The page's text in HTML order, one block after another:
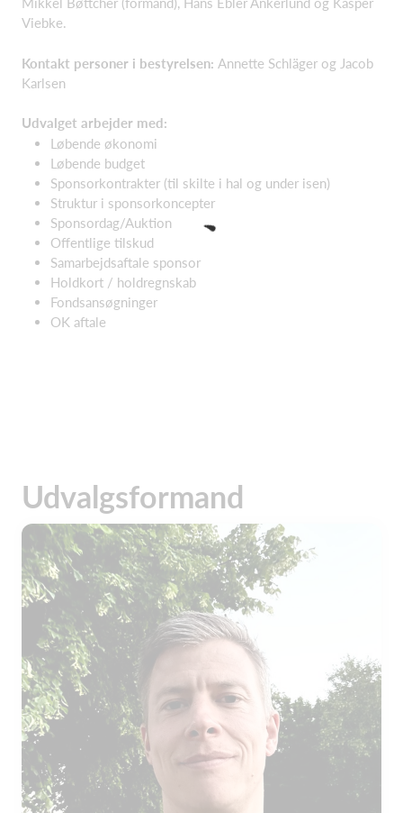
Viebke.
Kontakt personer i bestyrelsen: Annette Schläger og Jacob
Karlsen
Udvalget arbejder med:
Løbende økonomi​
Løbende budget​
Sponsorkontrakter (til skilte i hal og under isen)​
Struktur i spons​orkoncepter
Sponsordag/Auktion​
Offentlige tilskud​
Samarbejdsaftale sponsor​
Holdkort / holdregnskab​
Fondsansøgninger​
OK aftale
Udvalgsformand